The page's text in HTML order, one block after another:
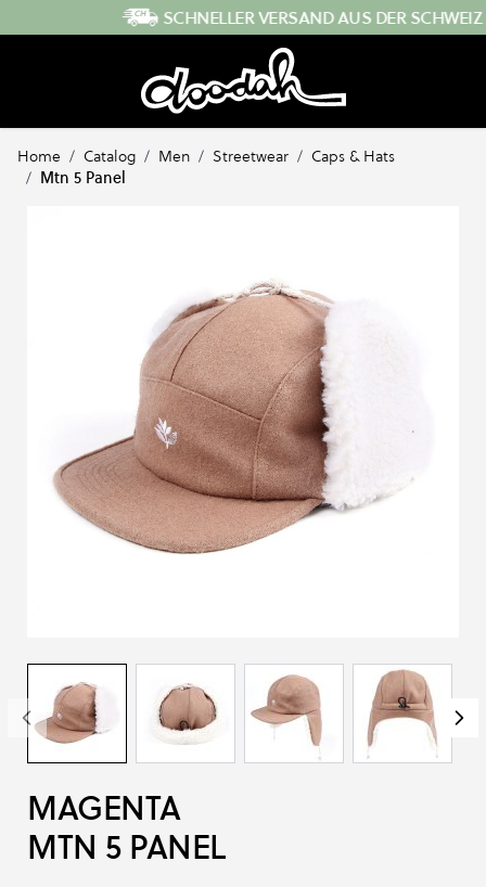
Direkt zum InhaltSCHNELLER VERSAND AUS DER SCHWEIZ
Home / Catalog / Men / Streetwear / Caps & Hats
/ Mtn 5 Panel
MAGENTA
MTN 5 PANEL